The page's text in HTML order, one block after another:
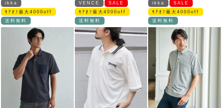
ikka
ﾓｱｵﾌ最大4000off
送料無料
VENCE
SALE
ﾓｱｵﾌ最大4000off
送料無料
ikka
SALE
ﾓｱｵﾌ最大4000off
送料無料